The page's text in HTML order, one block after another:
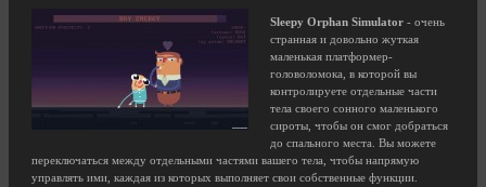
Sleepy Orphan Simulator - очень
странная и довольно жуткая
маленькая платформер-
головоломока, в которой вы
контролируете отдельные части
тела своего сонного маленького
сироты, чтобы он смог добраться
до спального места. Вы можете
переключаться между отдельными частями вашего тела, чтобы напрямую
управлять ими, каждая из которых выполняет свои собственные функции.